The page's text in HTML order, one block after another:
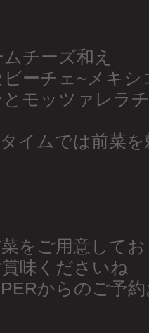
チーズ和え
ーチェ~メキシ
モッツァレラ
イムでは前菜
をご用意して
味くださいね
からのご予